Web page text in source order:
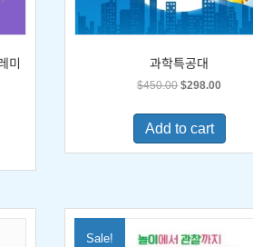
미
과학특공대
$450.00Original
was:
$450.00.
$298.00Current
is:
Add to cart
Sale!